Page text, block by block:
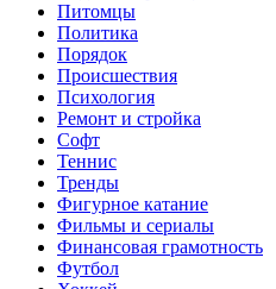
Питомцы
Политика
Порядок
Происшествия
Психология
Ремонт и стройка
Софт
Теннис
Тренды
Фигурное катание
Фильмы и сериалы
Финансовая грамотность
Футбол